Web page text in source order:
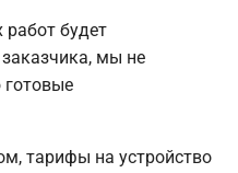
будет
мы не
тарифы на устройство